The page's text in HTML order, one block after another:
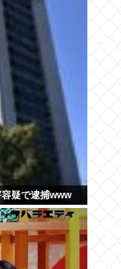
容疑で逮捕www